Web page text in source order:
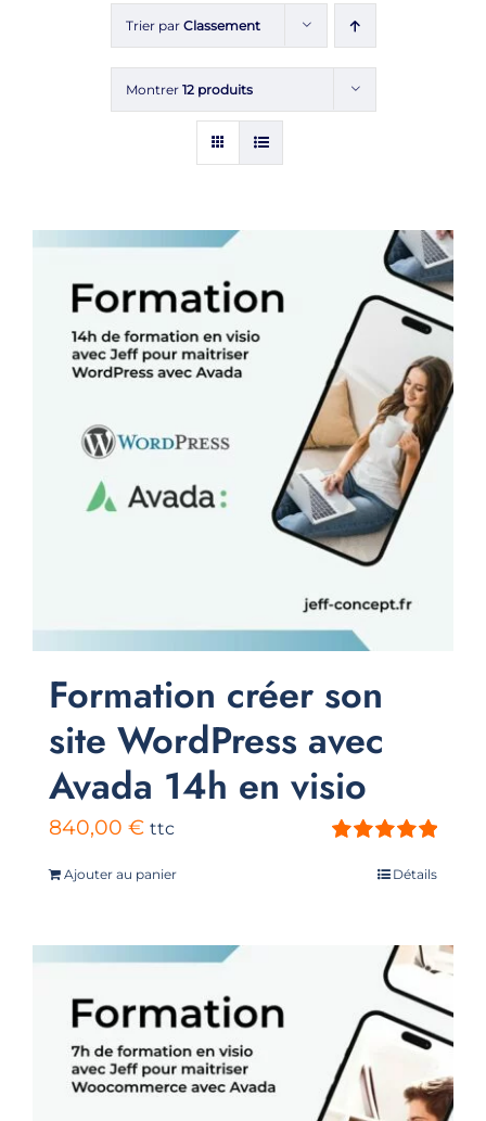
Trier par Classement
Montrer 12 produits
Formation créer son
site WordPress avec
Avada 14h en visio
840,00 € ttc
Ajouter au panier Détails